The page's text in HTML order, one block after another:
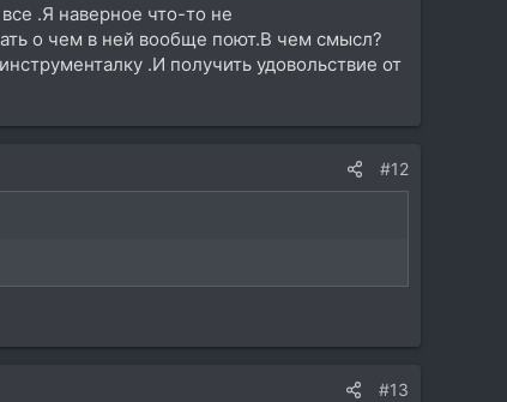
.Я наверное что-то не
о чем в ней вообще поют.В чем смысл?
.И получить удовольствие от
#12
#13